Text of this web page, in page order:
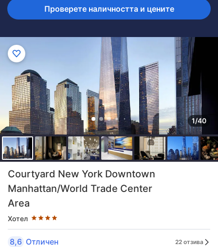
Проверете наличността и цените
1/40
Courtyard New York Downtown
Manhattan/World Trade Center
Area
Хотел
Оценка в звезди: 4 звезди
8,6 Отличен 22 отзива